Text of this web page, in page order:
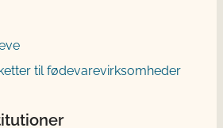
til fødevarevirksomheder